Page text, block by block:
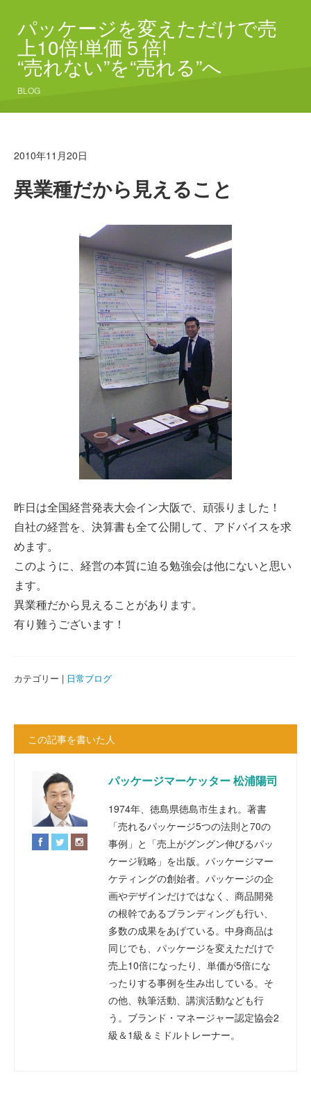
パッケージを変えただけで売
上10倍!単価５倍!
“売れない”を“売れる”へ
BLOG
2010年11月20日
異業種だから見えること
昨日は全国経営発表大会イン大阪で、頑張りました！
自社の経営を、決算書も全て公開して、アドバイスを求
めます。
このように、経営の本質に迫る勉強会は他にないと思い
ます。
異業種だから見えることがあります。
有り難うございます！
カテゴリー | 日常ブログ
この記事を書いた人
パッケージマーケッター 松浦陽司
1974年、徳島県徳島市生まれ。著書
「売れるパッケージ5つの法則と70の
事例」と「売上がグングン伸びるパッ
ケージ戦略」を出版。パッケージマー
ケティングの創始者。パッケージの企
画やデザインだけではなく、商品開発
の根幹であるブランディングも行い、
多数の成果をあげている。中身商品は
同じでも、パッケージを変えただけで
売上10倍になったり、単価が5倍にな
ったりする事例を生み出している。そ
の他、執筆活動、講演活動なども行
う。ブランド・マネージャー認定協会2
級＆1級＆ミドルトレーナー。